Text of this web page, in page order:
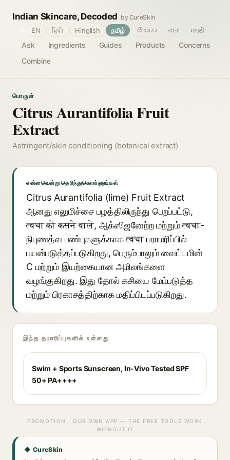
Indian Skincare, Decoded by CureSkin
Ask Ingredients Guides Products
Concerns
Combine
EN हिंदी Hinglish தமிழ் తెలుగు বাংলা मराठी
பொருள்
Citrus Aurantifolia Fruit
Extract
Astringent/skin conditioning (botanical extract)
என்னவென்று தெரிந்துகொள்ளுங்கள்
Citrus Aurantifolia (lime) Fruit Extract
ஆனது எலுமிச்சை பழத்திலிருந்து பெறப்பட்டு,
त्वचा को कसने वाले, ஆக்ஸிஜனேற்ற மற்றும் त्वचा-
நிபுணத்வ பண்புகளுக்காக त्वचा பராமரிப்பில்
பயன்படுத்தப்படுகிறது, பெரும்பாலும் வைட்டமின்
C மற்றும் இயற்கையான அமிலங்களை
வழங்குகிறது. இது தோல் கசியை மேம்படுத்த
மற்றும் பிரகாசத்திற்காக மதிப்பிடப்படுகிறது.
இந்த தயாரிப்புகளில் உள்ளது
Swim + Sports Sunscreen, In-Vivo Tested SPF
50+ PA++++
PROMOTION · OUR OWN APP — THE FREE TOOLS WORK
WITHOUT IT
◆ CureSkin